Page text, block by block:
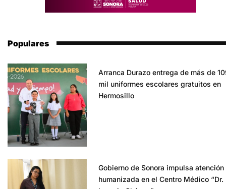
Populares
Arranca Durazo entrega de más de
mil uniformes escolares gratuitos en
Hermosillo
Gobierno de Sonora impulsa atención
humanizada en el Centro Médico “Dr.